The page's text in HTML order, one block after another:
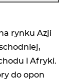
rynku Azji
i Afryki.
do opon